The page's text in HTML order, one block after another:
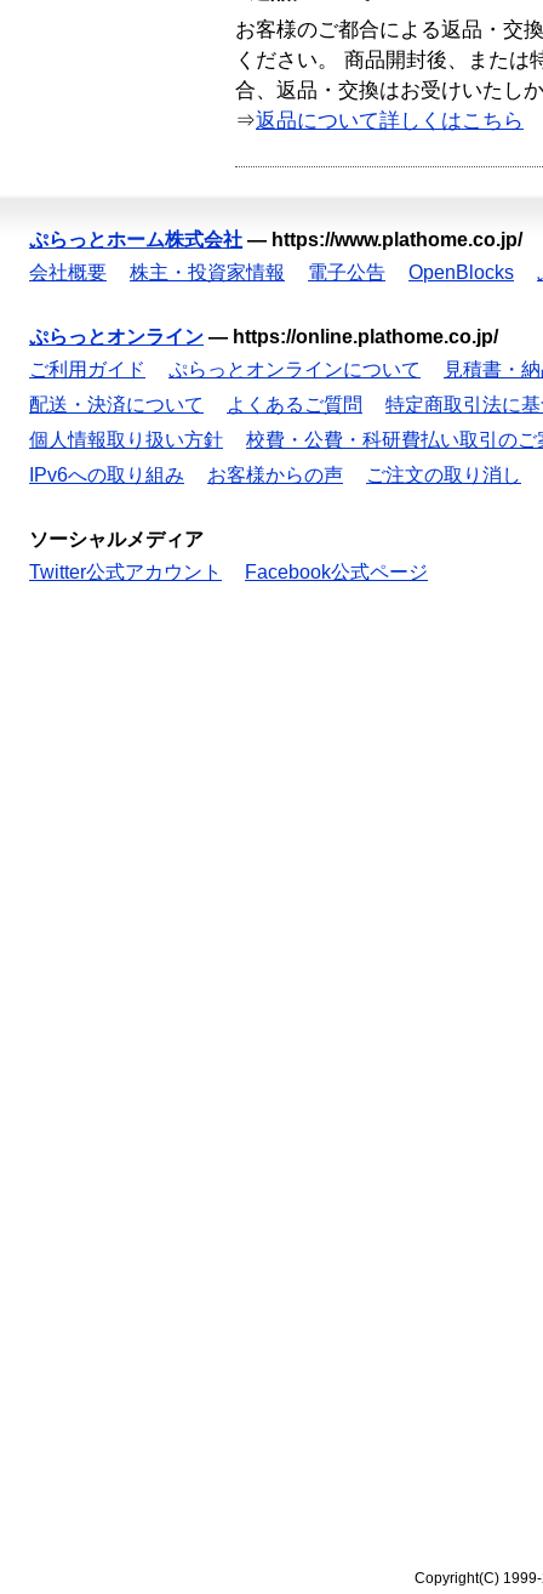
お客様のご都合による返品・交
ください。 商品開封後、または
合、返品・交換はお受けいたし
⇒返品について詳しくはこちら
ぷらっとホーム株式会社 — https://www.plathome.co.jp/
会社概要
株主・投資家情報 電子公告 OpenBlocks
ぷらっとオンライン — https://online.plathome.co.jp/
ご利用ガイド
ぷらっとオンラインについて
見積書・
配送・決済について
よくあるご質問
特定商取引法に
個人情報取り扱い方針
校費・公費・科研費払い取引のご
IPv6への取り組み
お客様からの声 ご注文の取り消し
ソーシャルメディア
Twitter公式アカウント
Facebook公式ページ
Copyright(C)